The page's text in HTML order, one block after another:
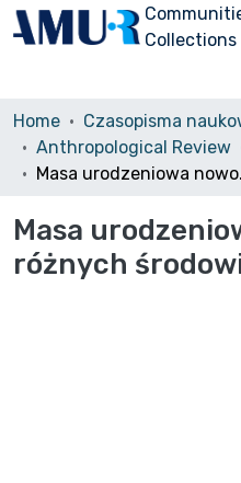
Collections
Home
Anthropological Review
Masa
Masa
różnych